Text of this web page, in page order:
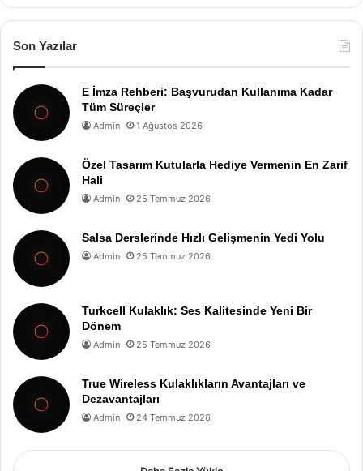
Son Yazılar
E İmza Rehberi: Başvurudan Kullanıma Kadar
Tüm Süreçler
Admin 1 Ağustos 2026
Özel Tasarım Kutularla Hediye Vermenin En Zarif
Hali
Admin 25 Temmuz 2026
Salsa Derslerinde Hızlı Gelişmenin Yedi Yolu
Admin 25 Temmuz 2026
Turkcell Kulaklık: Ses Kalitesinde Yeni Bir
Dönem
Admin 25 Temmuz 2026
True Wireless Kulaklıkların Avantajları ve
Dezavantajları
Admin 24 Temmuz 2026